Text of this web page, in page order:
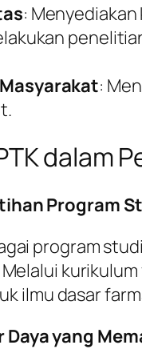
:
:
dalam
Program
program
ilmu dasar
yang